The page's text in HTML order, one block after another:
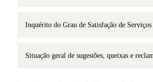
Inquérito do Grau de Satisfação de Serviços
Situação geral de sugestões, queixas e